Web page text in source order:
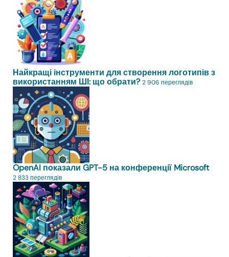
Найкращі інструменти для створення логотипів з
використанням ШІ: що обрати? 2 906 переглядів
OpenAI показали GPT-5 на конференції Microsoft
2 833 переглядів